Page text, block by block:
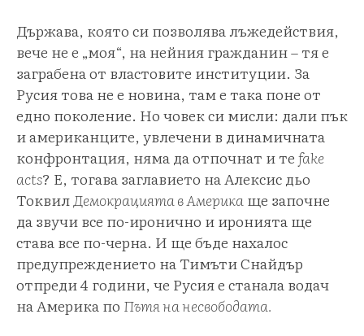
Държава, която си позволява лъжедействия,
вече не е „моя“, на нейния гражданин – тя е
заграбена от властовите институции. За
Русия това не е новина, там е така поне от
едно поколение. Но човек си мисли: дали пък
и американците, увлечени в динамичната
конфронтация, няма да отпочнат и теfake
acts? Е, тогава заглавието на Алексис дьо
ТоквилДемокрацията в Америкаще започне
да звучи все по-иронично и иронията ще
става все по-черна. И ще бъде нахалос
предупреждението на Тимъти Снайдър
отпреди 4 години, че Русия е станала водач
на Америка по Пътя на несвободата.